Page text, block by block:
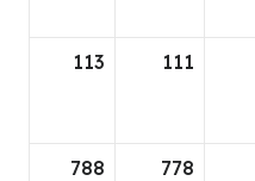
111
113
778
788